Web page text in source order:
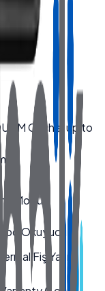
6M Cache, up to
Modül)
Okuyucu
Fiş Yazıcı